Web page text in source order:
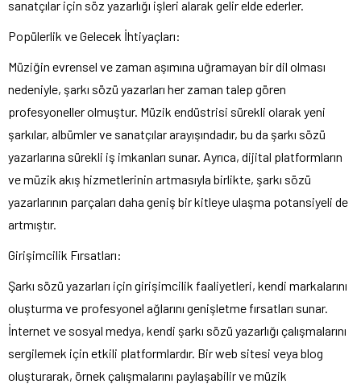
sanatçılar için söz yazarlığı işleri alarak gelir elde ederler.
Popülerlik ve Gelecek İhtiyaçları:
Müziğin evrensel ve zaman aşımına uğramayan bir dil olması
nedeniyle, şarkı sözü yazarları her zaman talep gören
profesyoneller olmuştur. Müzik endüstrisi sürekli olarak yeni
şarkılar, albümler ve sanatçılar arayışındadır, bu da şarkı sözü
yazarlarına sürekli iş imkanları sunar. Ayrıca, dijital platformların
ve müzik akış hizmetlerinin artmasıyla birlikte, şarkı sözü
yazarlarının parçaları daha geniş bir kitleye ulaşma potansiyeli de
artmıştır.
Girişimcilik Fırsatları:
Şarkı sözü yazarları için girişimcilik faaliyetleri, kendi markalarını
oluşturma ve profesyonel ağlarını genişletme fırsatları sunar.
İnternet ve sosyal medya, kendi şarkı sözü yazarlığı çalışmalarını
sergilemek için etkili platformlardır. Bir web sitesi veya blog
oluşturarak, örnek çalışmalarını paylaşabilir ve müzik